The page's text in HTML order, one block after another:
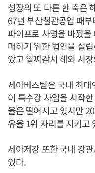
성장의 또 다른 한 축은
67년 부산철관공업 때
파이프로 사명을 바꿨을
매하기 위한 법인을 설
았고 일찌감치 해외 시
세아베스틸은 국내 최
이 특수강 사업을 시작
율은 떨어지고 있지만
유율 1위 자리를 지키고
세아제강 또한 국내 강
있다.